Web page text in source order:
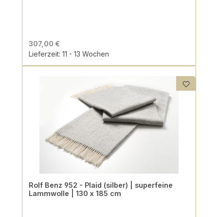
307,00 €
Lieferzeit: 11 - 13 Wochen
Rolf Benz 952 - Plaid (silber) | superfeine
Lammwolle | 130 x 185 cm